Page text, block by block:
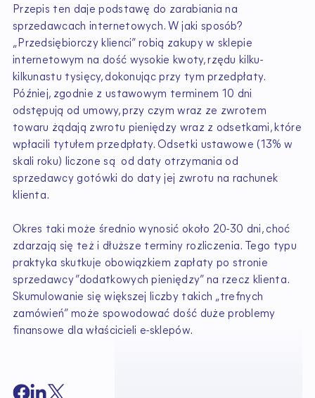
Przepis ten daje podstawę do zarabiania na
sprzedawcach internetowych. W jaki sposób?
„Przedsiębiorczy klienci” robią zakupy w sklepie
internetowym na dość wysokie kwoty, rzędu kilku-
kilkunastu tysięcy, dokonując przy tym przedpłaty.
Później, zgodnie z ustawowym terminem 10 dni
odstępują od umowy, przy czym wraz ze zwrotem
towaru żądają zwrotu pieniędzy wraz z odsetkami, które
wpłacili tytułem przedpłaty. Odsetki ustawowe (13% w
skali roku) liczone są od daty otrzymania od
sprzedawcy gotówki do daty jej zwrotu na rachunek
klienta.
Okres taki może średnio wynosić około 20-30 dni, choć
zdarzają się też i dłuższe terminy rozliczenia. Tego typu
praktyka skutkuje obowiązkiem zapłaty po stronie
sprzedawcy ”dodatkowych pieniędzy” na rzecz klienta.
Skumulowanie się większej liczby takich „trefnych
zamówień” może spowodować dość duże problemy
finansowe dla właścicieli e-sklepów.